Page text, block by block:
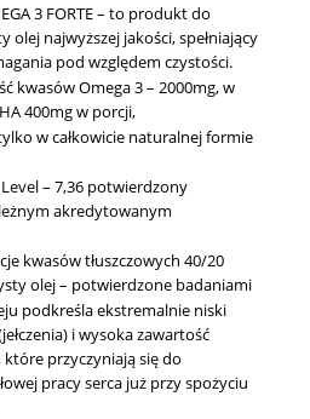
3 FORTE – to produkt do
olej najwyższej jakości, spełniający
pod względem czystości.
kwasów Omega 3 – 2000mg, w
400mg w porcji,
w całkowicie naturalnej formie
– 7,36 potwierdzony
akredytowanym
kwasów tłuszczowych 40/20
olej – potwierdzone badaniami
podkreśla ekstremalnie niski
i wysoka zawartość
które przyczyniają się do
pracy serca już przy spożyciu